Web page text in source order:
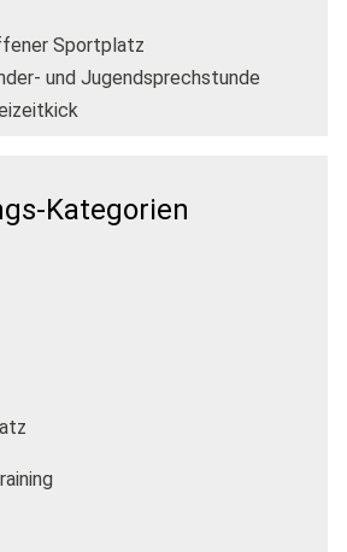
Sportplatz
und Jugendsprechstunde
Kategorien